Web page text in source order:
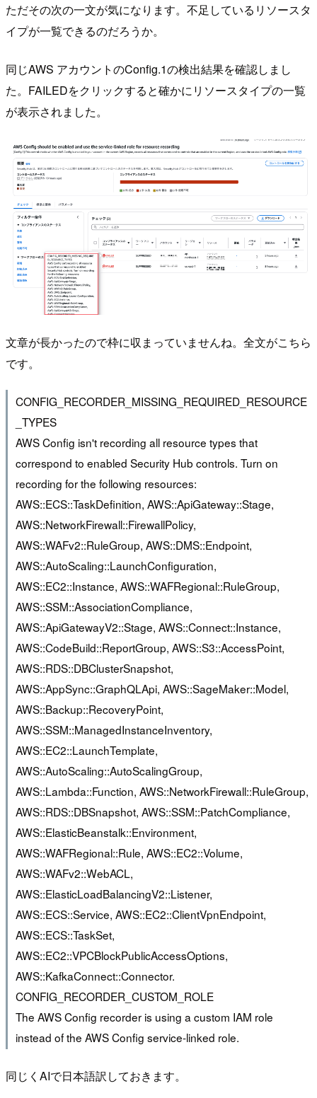
ただその次の一文が気になります。不足しているリソースタ
イプが一覧できるのだろうか。
同じAWS アカウントのConfig.1の検出結果を確認しまし
た。FAILEDをクリックすると確かにリソースタイプの一覧
が表示されました。
文章が長かったので枠に収まっていませんね。全文がこちら
です。
CONFIG_RECORDER_MISSING_REQUIRED_RESOURCE
_TYPES
AWS Config isn't recording all resource types that
correspond to enabled Security Hub controls. Turn on
recording for the following resources:
AWS::ECS::TaskDefinition, AWS::ApiGateway::Stage,
AWS::NetworkFirewall::FirewallPolicy,
AWS::WAFv2::RuleGroup, AWS::DMS::Endpoint,
AWS::AutoScaling::LaunchConfiguration,
AWS::EC2::Instance, AWS::WAFRegional::RuleGroup,
AWS::SSM::AssociationCompliance,
AWS::ApiGatewayV2::Stage, AWS::Connect::Instance,
AWS::CodeBuild::ReportGroup, AWS::S3::AccessPoint,
AWS::RDS::DBClusterSnapshot,
AWS::AppSync::GraphQLApi, AWS::SageMaker::Model,
AWS::Backup::RecoveryPoint,
AWS::SSM::ManagedInstanceInventory,
AWS::EC2::LaunchTemplate,
AWS::AutoScaling::AutoScalingGroup,
AWS::Lambda::Function, AWS::NetworkFirewall::RuleGroup,
AWS::RDS::DBSnapshot, AWS::SSM::PatchCompliance,
AWS::ElasticBeanstalk::Environment,
AWS::WAFRegional::Rule, AWS::EC2::Volume,
AWS::WAFv2::WebACL,
AWS::ElasticLoadBalancingV2::Listener,
AWS::ECS::Service, AWS::EC2::ClientVpnEndpoint,
AWS::ECS::TaskSet,
AWS::EC2::VPCBlockPublicAccessOptions,
AWS::KafkaConnect::Connector.
CONFIG_RECORDER_CUSTOM_ROLE
The AWS Config recorder is using a custom IAM role
instead of the AWS Config service-linked role.
同じくAIで日本語訳しておきます。